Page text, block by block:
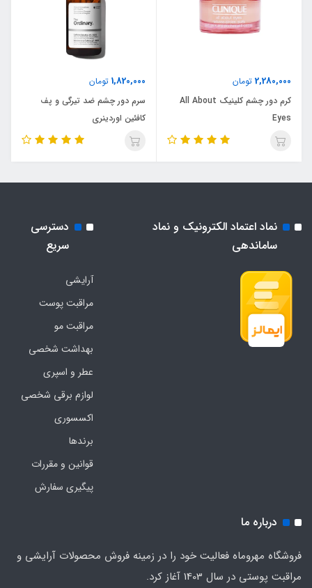
2,280,000 تومان
کرم دور چشم کلینیک All About
Eyes
1,820,000 تومان
سرم دور چشم ضد تیرگی و پف
کافئین اوردینری
نماد اعتماد الکترونیک و نماد
ساماندهی
دسترسی
سریع
آرایشی
مراقبت پوست
مراقبت مو
بهداشت شخصی
عطر و اسپری
لوازم برقی شخصی
اکسسوری
برندها
قوانین و مقررات
پیگیری سفارش
درباره ما
فروشگاه مهروماه فعالیت خود را در زمینه فروش محصولات آرایشی و
مراقبت پوستی در سال 1403 آغاز کرد.